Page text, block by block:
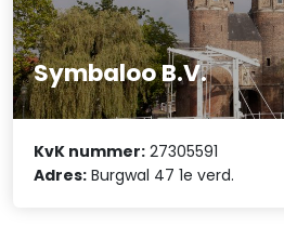
Symbaloo B.V.
KvK nummer: 27305591
Adres: Burgwal 47 1e verd.